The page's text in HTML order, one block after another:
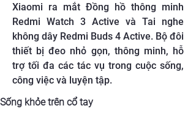
Xiaomi ra mắt Đồng hồ thông minh
Redmi Watch 3 Active và Tai nghe
không dây Redmi Buds 4 Active. Bộ đôi
thiết bị đeo nhỏ gọn, thông minh, hỗ
trợ tối đa các tác vụ trong cuộc sống,
công việc và luyện tập.
Sống khỏe trên cổ tay